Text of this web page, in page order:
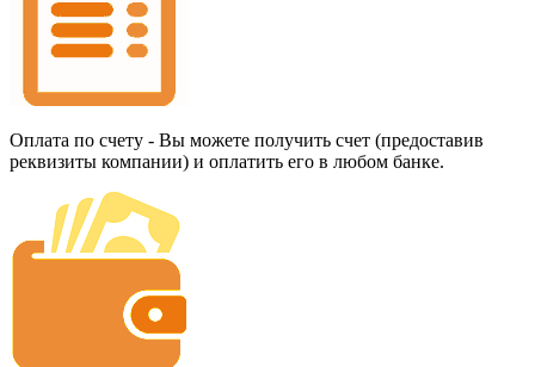
Оплата по счету - Вы можете получить счет (предоставив
реквизиты компании) и оплатить его в любом банке.